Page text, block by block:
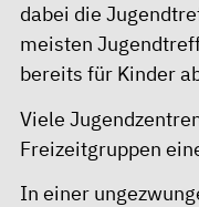
dabei die
meisten
bereits für Kinder
Viele
Freizeitgruppen
In einer